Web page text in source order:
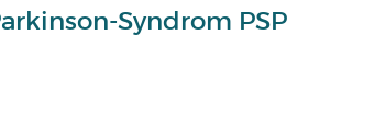
Syndrom PSP